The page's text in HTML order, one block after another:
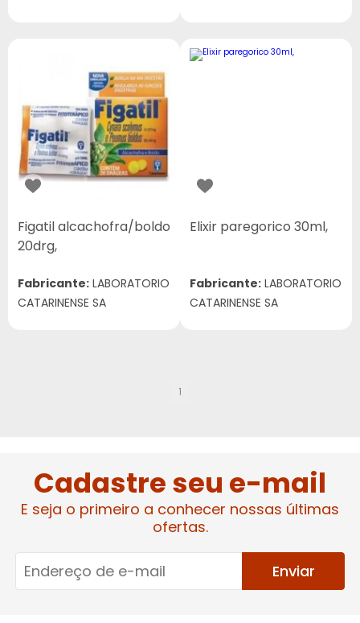
Figatil alcachofra/boldo
20drg,
Fabricante: LABORATORIO
CATARINENSE SA
Elixir paregorico 30ml,
Fabricante: LABORATORIO
CATARINENSE SA
1
Cadastre seu e-mail
E seja o primeiro a conhecer nossas últimas
ofertas.
Enviar